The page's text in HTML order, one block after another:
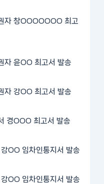
창OOOOOOO 최고
윤OO 최고서 발송
강OO 최고서 발송
경OOO 최고서 발송
OO 임차인통지서 발송
OO 임차인통지서 발송